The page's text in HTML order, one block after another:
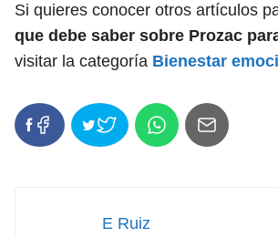
Si quieres conocer otros artículos
que debe saber sobre Prozac
visitar la categoría Bienestar
E Ruiz